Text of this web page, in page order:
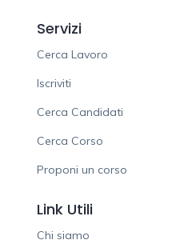
Servizi
Cerca Lavoro
Iscriviti
Cerca Candidati
Cerca Corso
Proponi un corso
Link Utili
Chi siamo